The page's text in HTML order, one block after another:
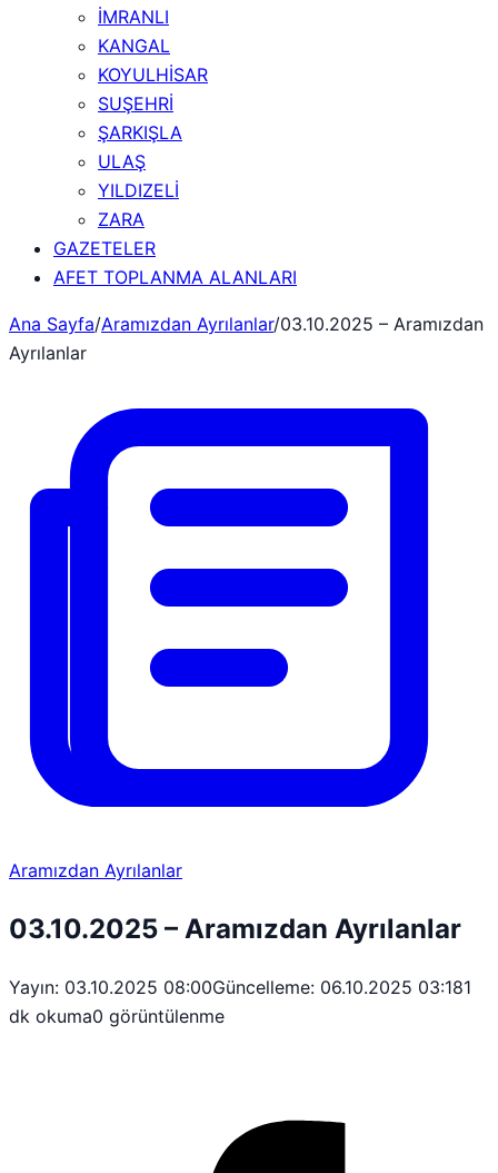
İMRANLI
KANGAL
KOYULHİSAR
SUŞEHRİ
ŞARKIŞLA
ULAŞ
YILDIZELİ
ZARA
GAZETELER
AFET TOPLANMA ALANLARI
Ana Sayfa/Aramızdan Ayrılanlar/03.10.2025 – Aramızdan
Ayrılanlar
Aramızdan Ayrılanlar
03.10.2025 – Aramızdan Ayrılanlar
Yayın: 03.10.2025 08:00Güncelleme: 06.10.2025 03:181
dk okuma0 görüntülenme